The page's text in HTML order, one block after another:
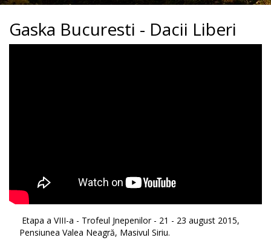
Gaska Bucuresti - Dacii Liberi
Etapa a VIII-a - Trofeul Jnepenilor - 21 - 23 august 2015,
Pensiunea Valea Neagră, Masivul Siriu.